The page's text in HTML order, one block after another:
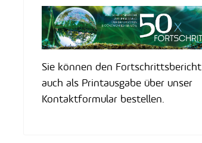
Sie können den Fortschrittsbericht
auch als Printausgabe über unser
Kontaktformular bestellen.